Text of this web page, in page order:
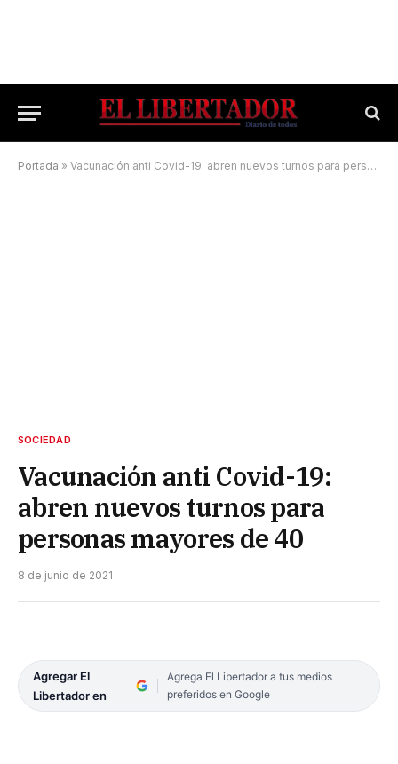
Portada » Vacunación anti Covid-19: abren nuevos turnos para personas mayores de 40
SOCIEDAD
Vacunación anti Covid-19:
abren nuevos turnos para
personas mayores de 40
8 de junio de 2021
Agregar El
Libertador en
Agrega El Libertador a tus medios
preferidos en Google